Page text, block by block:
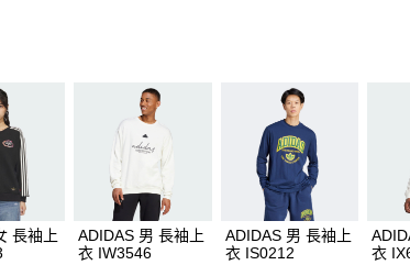
４．使用「AFTEE先享後付」時，將依據個別帳號之用
即時審查核予不同之上限額度；若仍有額度不足之情形
結果請求用戶進行身份認證。
５．嚴禁一人註冊多個帳號或使用他人資訊註冊。若發
形，恩沛科技股份有限公司將有權停止該用戶之使用額
長袖上
ADIDAS 男 長袖上
衣 IW3546
ADIDAS 男 長袖上
衣 IS0212
衣